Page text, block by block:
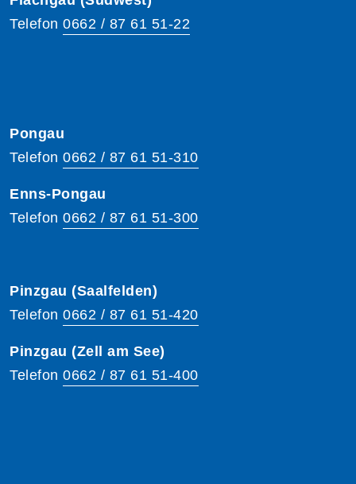
Telefon 0662 / 87 61 51-22
Pongau
Telefon 0662 / 87 61 51-310
Enns-Pongau
Telefon 0662 / 87 61 51-300
Pinzgau (Saalfelden)
Telefon 0662 / 87 61 51-420
Pinzgau (Zell am See)
Telefon 0662 / 87 61 51-400